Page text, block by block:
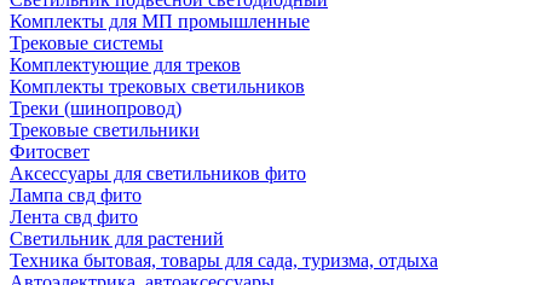
Комплекты для МП промышленные
Трековые системы
Комплектующие для треков
Комплекты трековых светильников
Треки (шинопровод)
Трековые светильники
Фитосвет
Аксессуары для светильников фито
Лампа свд фито
Лента свд фито
Светильник для растений
Техника бытовая, товары для сада, туризма, отдыха